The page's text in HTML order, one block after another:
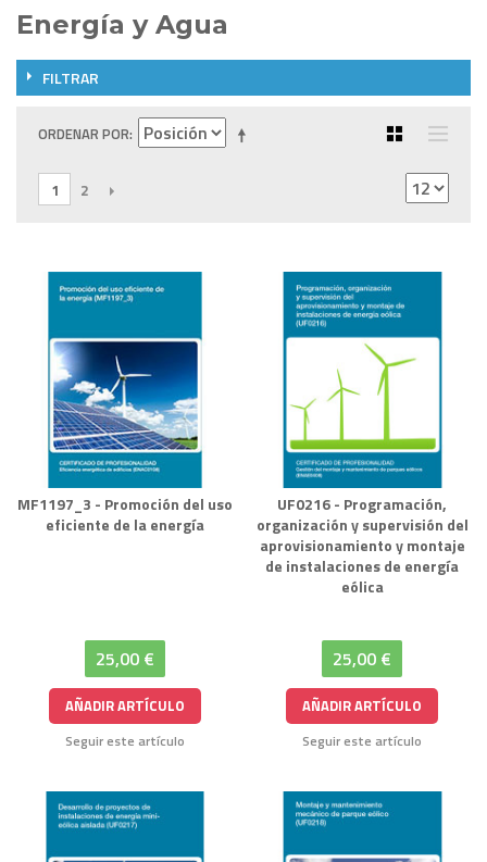
Energía y Agua
FILTRAR
ORDENAR POR
1 2 SIGUIENTE
MF1197_3 - Promoción del uso
eficiente de la energía
25,00 €
AÑADIR ARTÍCULO
Seguir este artículo
UF0216 - Programación,
organización y supervisión del
aprovisionamiento y montaje
de instalaciones de energía
eólica
25,00 €
AÑADIR ARTÍCULO
Seguir este artículo